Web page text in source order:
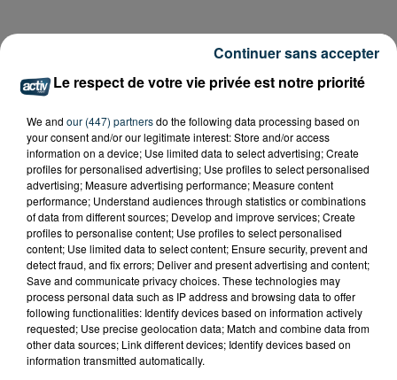
Le respect de votre vie privée est notre priorité
We and our (447) partnersdo the following data processing based on
your consent and/or our legitimate interest: Store and/or access
information on a device; Use limited data to select advertising; Create
profiles for personalised advertising; Use profiles to select personalised
advertising; Measure advertising performance; Measure content
performance; Understand audiences through statistics or combinations
of data from different sources; Develop and improve services; Create
profiles to personalise content; Use profiles to select personalised
content; Use limited data to select content; Ensure security, prevent and
detect fraud, and fix errors; Deliver and present advertising and content;
Save and communicate privacy choices. These technologies may
process personal data such as IP address and browsing data to offer
following functionalities: Identify devices based on information actively
requested; Use precise geolocation data; Match and combine data from
other data sources; Link different devices; Identify devices based on
information transmitted automatically.
Continuer sans accepter